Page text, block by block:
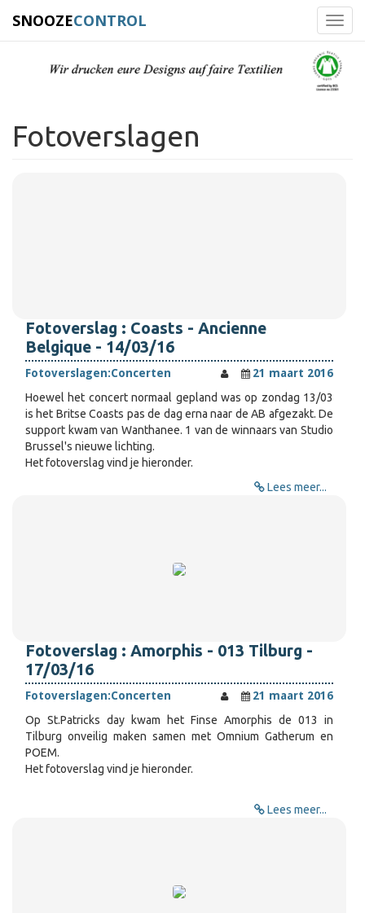
SNOOZECONTROL
Fotoverslagen
Fotoverslag : Coasts - Ancienne
Belgique - 14/03/16
Fotoverslagen:Concerten
21 maart 2016
Hoewel het concert normaal gepland was op zondag 13/03
is het Britse Coasts pas de dag erna naar de AB afgezakt. De
support kwam van Wanthanee. 1 van de winnaars van Studio
Brussel's nieuwe lichting.
Het fotoverslag vind je hieronder.
Lees meer...
Fotoverslag : Amorphis - 013 Tilburg -
17/03/16
Fotoverslagen:Concerten
21 maart 2016
Op St.Patricks day kwam het Finse Amorphis de 013 in
Tilburg onveilig maken samen met Omnium Gatherum en
POEM.
Het fotoverslag vind je hieronder.
Lees meer...